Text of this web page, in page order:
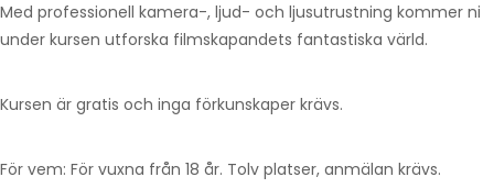
Med professionell kamera-, ljud- och ljusutrustning kommer ni
under kursen utforska filmskapandets fantastiska värld.
Kursen är gratis och inga förkunskaper krävs.
För vem: För vuxna från 18 år. Tolv platser, anmälan krävs.